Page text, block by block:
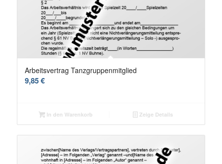
Arbeitsvertrag Tanzgruppenmitglied
9,85€
In den Warenkorb Zeige Details